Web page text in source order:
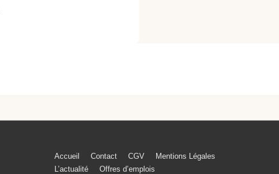
Menu
Accueil Contact CGV
Mentions Légales
L’actualité
Offres d’emplois